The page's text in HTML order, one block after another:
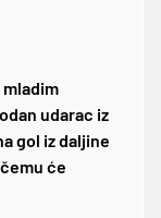
udarac iz
gol iz daljine
će